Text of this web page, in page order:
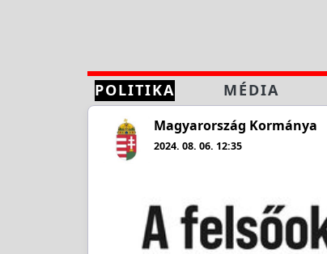
POLITIKA MÉDIA
Magyarország Kormánya
2024. 08. 06. 12:35